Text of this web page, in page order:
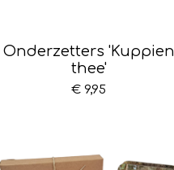
Onderzetters 'Kuppien
thee'
€ 9,95